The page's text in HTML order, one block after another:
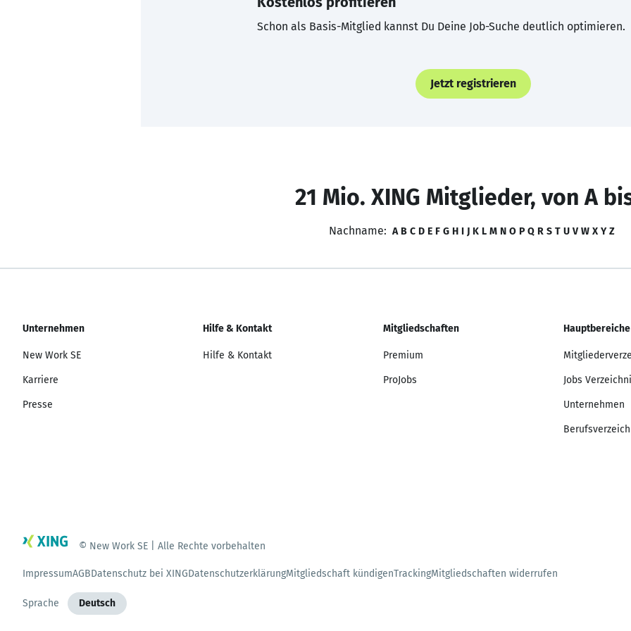
Schon als Basis-Mitglied kannst Du Deine Job-Suche deutlich optimieren.
Jetzt registrieren
21 Mio. XING Mitglieder, von A
Nachname: A B C D E F G H I J K L M N O P Q R S T U V W X Y Z
Unternehmen
New Work SE
Karriere
Presse
Hilfe & Kontakt
Hilfe & Kontakt
Mitgliedschaften
Premium
ProJobs
Hauptbereiche
Jobs
Unternehmen
© New Work SE | Alle Rechte vorbehalten
ImpressumAGBDatenschutz bei XINGDatenschutzerklärungMitgliedschaft kündigenTrackingMitgliedschaften widerrufen
Sprache Deutsch